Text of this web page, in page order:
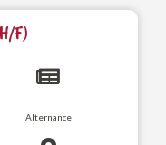
F)
Alternance